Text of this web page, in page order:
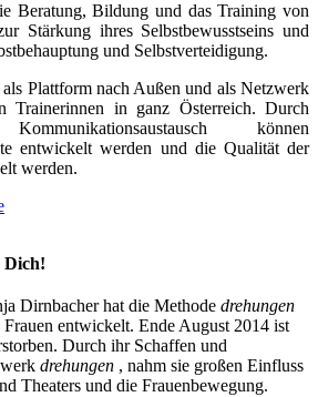
Beratung, Bildung und das Training von
Stärkung ihres Selbstbewusstseins und
und Selbstverteidigung.
Plattform nach Außen und als Netzwerk
Trainerinnen in ganz Österreich. Durch
können
entwickelt werden und die Qualität der
werden.
Dich!
Dirnbacher hat die Methode drehungen
Frauen entwickelt. Ende August 2014 ist
Durch ihr Schaffen und
drehungen , nahm sie großen Einfluss
Theaters und die Frauenbewegung.